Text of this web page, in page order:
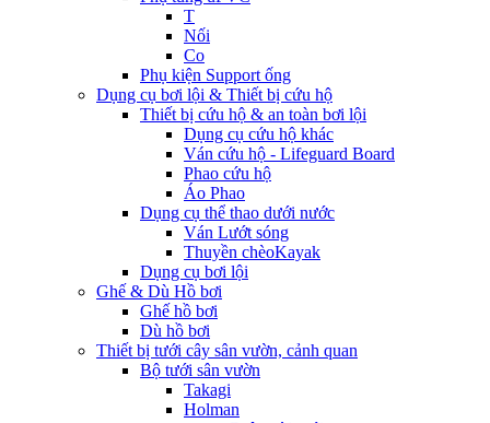
T
Nối
Co
Phụ kiện Support ống
Dụng cụ bơi lội & Thiết bị cứu hộ
Thiết bị cứu hộ & an toàn bơi lội
Dụng cụ cứu hộ khác
Ván cứu hộ - Lifeguard Board
Phao cứu hộ
Áo Phao
Dụng cụ thể thao dưới nước
Ván Lướt sóng
Thuyền chèoKayak
Dụng cụ bơi lội
Ghế & Dù Hồ bơi
Ghế hồ bơi
Dù hồ bơi
Thiết bị tưới cây sân vườn, cảnh quan
Bộ tưới sân vườn
Takagi
Holman